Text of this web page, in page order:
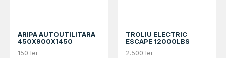
ARIPA AUTOUTILITARA
450X900X1450
150 lei
TROLIU ELECTRIC
ESCAPE 12000LBS
2.500 lei